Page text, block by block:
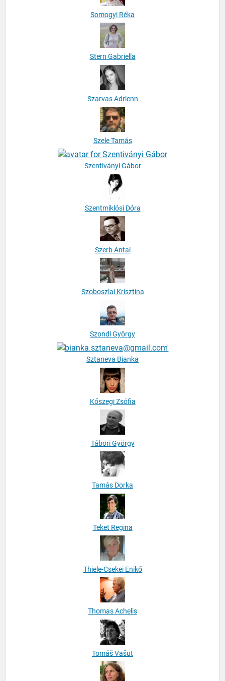
Somogyi Réka
Stern Gabriella
Szarvas Adrienn
Szele Tamás
Szentiványi Gábor
Szentmiklósi Dóra
Szerb Antal
Szoboszlai Krisztina
Szondi György
Sztaneva Bianka
Kőszegi Zsófia
Tábori György
Tamás Dorka
Teket Regina
Thiele-Csekei Enikő
Thomas Achelis
Tomáš Vašut